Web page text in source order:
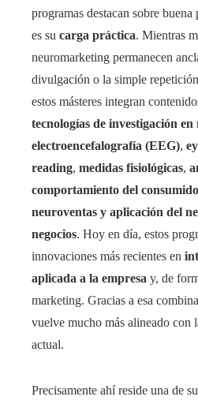
programas destacan sobre
es su carga práctica. Mientras
neuromarketing permanecen
divulgación o la simple
estos másteres integran
tecnologías de investigación
electroencefalografía (EEG),
reading, medidas fisiológicas,
comportamiento del
neuroventas y aplicación del
negocios. Hoy en día, estos
innovaciones más recientes en
aplicada a la empresa y, de
marketing. Gracias a esa
vuelve mucho más alineado con
actual.
Precisamente ahí reside una de